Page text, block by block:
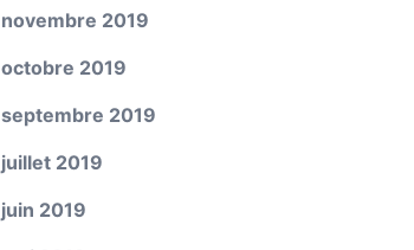
novembre 2019
octobre 2019
septembre 2019
juillet 2019
juin 2019